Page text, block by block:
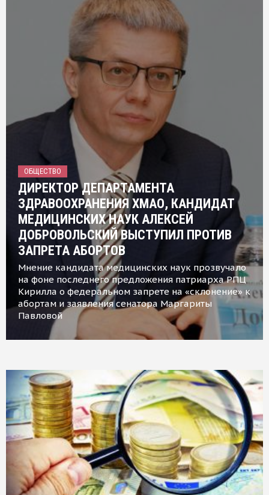
ОБЩЕСТВО
ДИРЕКТОР ДЕПАРТАМЕНТА
ЗДРАВООХРАНЕНИЯ ХМАО, КАНДИДАТ
МЕДИЦИНСКИХ НАУК АЛЕКСЕЙ
ДОБРОВОЛЬСКИЙ ВЫСТУПИЛ ПРОТИВ
ЗАПРЕТА АБОРТОВ
Мнение кандидата медицинских наук прозвучало
на фоне последнего предложения патриарха РПЦ
Кирилла о федеральном запрете на «склонение» к
абортам и заявления сенатора Маргариты
Павловой